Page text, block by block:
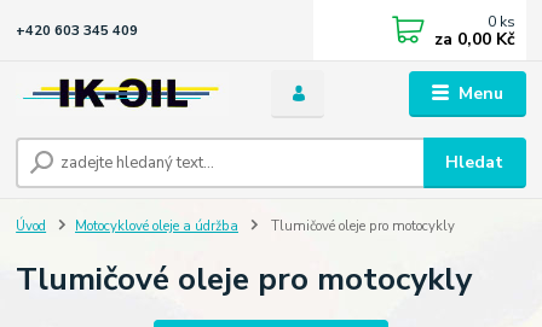
Menu
Hledat
+420 603 345 409 0 ks
za 0,00 Kč
Úvod Motocyklové oleje a údržba Tlumičové oleje pro motocykly
Tlumičové oleje pro motocykly